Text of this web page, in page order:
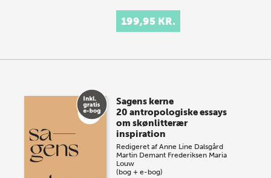
199,95 KR.
Sagens kerne
20 antropologiske essays
om skønlitterær
inspiration
Redigeret afAnne Line Dalsgård
Martin Demant Frederiksen Maria
Louw
(bog + e-bog)